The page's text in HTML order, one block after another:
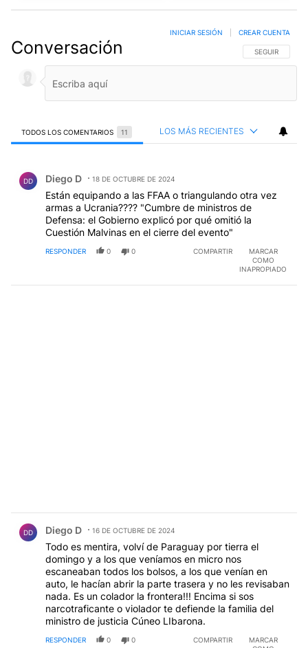
Conversación SIGA ESTA
SEGUIR
INICIAR SESIÓN CREAR CUENTA
TODOS LOS COMENTARIOS 11 LOS MÁS RECIENTES
DD Diego D 18 DE OCTUBRE DE 2024
Están equipando a las FFAA o triangulando otra vez
armas a Ucrania???? "Cumbre de ministros de
Defensa: el Gobierno explicó por qué omitió la
Cuestión Malvinas en el cierre del evento"
RESPONDER 0 0 COMPARTIR
MARCAR
COMO
INAPROPIADO
DD Diego D 16 DE OCTUBRE DE 2024
Todo es mentira, volví de Paraguay por tierra el
domingo y a los que veníamos en micro nos
escaneaban todos los bolsos, a los que venían en
auto, le hacían abrir la parte trasera y no les revisaban
nada. Es un colador la frontera!!! Encima si sos
narcotraficante o violador te defiende la familia del
ministro de justicia Cúneo LIbarona.
RESPONDER 0 0 COMPARTIR
MARCAR